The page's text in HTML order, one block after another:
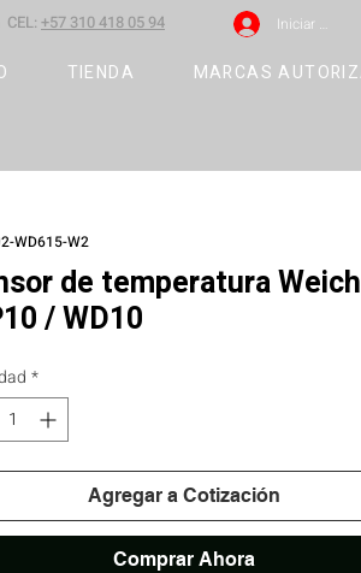
+57 310 418 05 94 Iniciar sesión
TIENDA MARCAS
WD615-W2
de temperatura
/ WD10
*
Agregar a Cotización
Comprar Ahora